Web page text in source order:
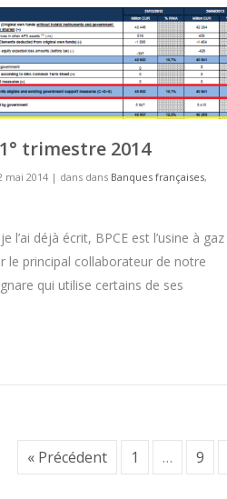
1° trimestre 2014
mai 2014 | dans dans Banques françaises,
l’ai déjà écrit, BPCE est l’usine à gaz
le principal collaborateur de notre
qui utilise certains de ses
« Précédent 1 … 9